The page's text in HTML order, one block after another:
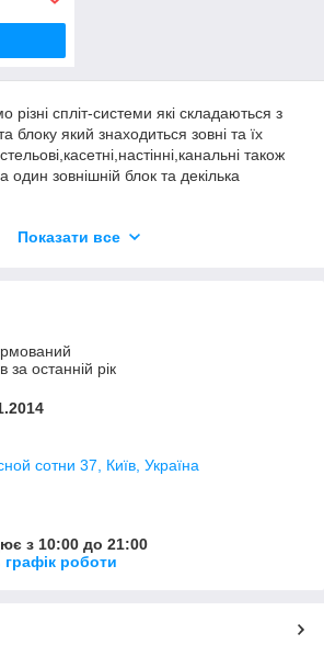
спліт-системи які складаються з
блоку який знаходиться зовні та їх
також
один зовнішній блок та декілька
Показати все
за останній рік
сотни 37, Київ, Україна
з 10:00 до 21:00
роботи